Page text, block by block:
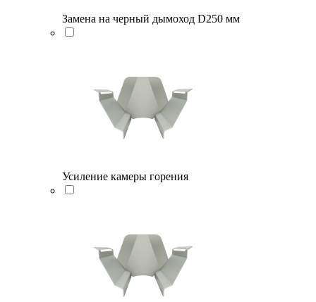
Замена на черный дымоход D250 мм
Усиление камеры горения